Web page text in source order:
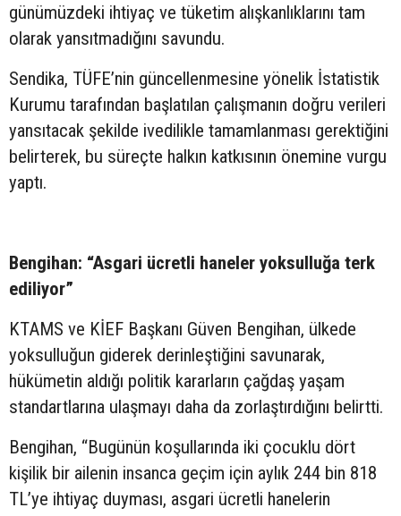
günümüzdeki ihtiyaç ve tüketim alışkanlıklarını tam
olarak yansıtmadığını savundu.
Sendika, TÜFE’nin güncellenmesine yönelik İstatistik
Kurumu tarafından başlatılan çalışmanın doğru verileri
yansıtacak şekilde ivedilikle tamamlanması gerektiğini
belirterek, bu süreçte halkın katkısının önemine vurgu
yaptı.
Bengihan: “Asgari ücretli haneler yoksulluğa terk
ediliyor”
KTAMS ve KİEF Başkanı Güven Bengihan, ülkede
yoksulluğun giderek derinleştiğini savunarak,
hükümetin aldığı politik kararların çağdaş yaşam
standartlarına ulaşmayı daha da zorlaştırdığını belirtti.
Bengihan, “Bugünün koşullarında iki çocuklu dört
kişilik bir ailenin insanca geçim için aylık 244 bin 818
TL’ye ihtiyaç duyması, asgari ücretli hanelerin